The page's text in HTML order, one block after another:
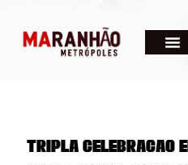
Tripla Celebração